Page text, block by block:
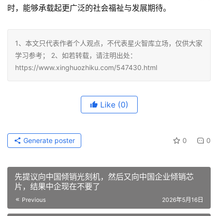
时，能够承载起更广泛的社会福祉与发展期待。
1、本文只代表作者个人观点，不代表星火智库立场，仅供大家
学习参考； 2、如若转载，请注明出处：
https://www.xinghuozhiku.com/547430.html
Like (0)
0 0
Generate poster
先提议向中国倾销光刻机，然后又向中国企业倾销芯
片，结果中企现在不要了
Previous 2026年5月16日